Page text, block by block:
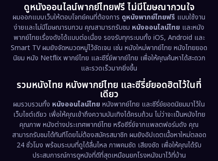
Emotional (61)
Epic มหากาพย์ (233)
Erotic (43)
Family ครอบครัว (375)
Fantasy จินตนาการ (341)
Fiction (9)
Film (57)
ดูหนังออนไลน์พากย์ไทยฟรี ไม่มีโฆษณากวนใจ
ผมออกแบบเว็บให้ตอบโจทย์คนที่ต้องการ ดูหนังพากย์ไทยฟรี แบบใช้งาน
ง่ายและไม่มีโฆษณารบกวน คุณสามารถรับชม หนังออนไลน์ไทย และหนัง
พากย์ไทยเรื่องดังได้แบบต่อเนื่อง รองรับทุกระบบทั้ง iOS, Android และ
Smart TV ผมยังจัดหมวดหมู่ไว้ชัดเจน เช่น หนังใหม่พากย์ไทย หนังไทยยอด
นิยม หนัง Netflix พากย์ไทย และซีรี่ย์พากย์ไทย เพื่อให้คุณค้นหาได้สะดวก
และรวดเร็วมากยิ่งขึ้น
รวมหนังไทย หนังพากย์ไทย และซีรี่ย์ยอดฮิตไว้ในที่
เดียว
ผมรวบรวมทั้ง หนังออนไลน์ไทย หนังพากย์ไทย และซีรี่ย์ยอดนิยมมาไว้ใน
เว็บไซต์เดียว เพื่อให้คุณเข้าถึงความบันเทิงได้ครบถ้วน ไม่ว่าจะเป็นหนังไทย
คุณภาพ หนังต่างประเทศพากย์ไทย หรือซีรี่ย์จากแพลตฟอร์มดัง คุณ
สามารถรับชมได้ทันทีโดยไม่ต้องสมัครสมาชิก ผมยังอัปเดตเนื้อหาใหม่ตลอด
24 ชั่วโมง พร้อมระบบที่ดูได้ลื่นไหล ภาพคมชัด เสียงชัด เพื่อให้คุณได้รับ
ประสบการณ์การดูหนังที่ดีที่สุดเหมือนยกโรงหนังมาไว้ที่บ้าน